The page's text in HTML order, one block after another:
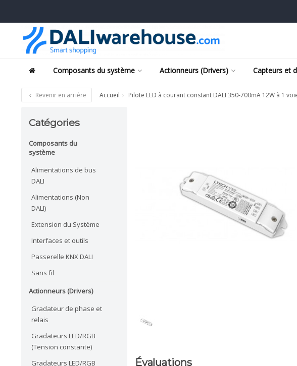
Composants du système Actionneurs (Drivers) Capteurs et
Revenir en arrière Accueil Pilote LED à courant constant DALI 350-700mA 12W à 1
Catégories
Composants du
système
Alimentations de bus
DALI
Alimentations (Non
DALI)
Extension du Système
Interfaces et outils
Passerelle KNX DALI
Sans fil
Actionneurs (Drivers)
Gradateur de phase et
relais
Gradateurs LED/RGB
(Tension constante)
Gradateurs LED/RGB
Évaluations